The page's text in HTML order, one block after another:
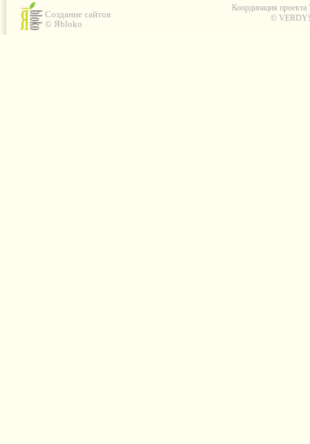
Создание сайтов
© Яbloko
Координация проекта
©